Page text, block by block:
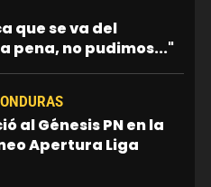
que se va del
pena, no pudimos..."
al Génesis PN en la
Apertura Liga